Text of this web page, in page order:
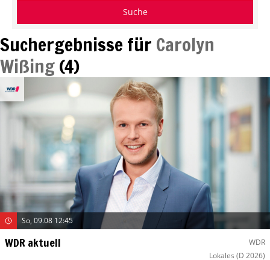
Suchergebnisse für Carolyn
Wißing(4)
So, 09.08 12:45
WDR aktuell
WDR
Lokales (D 2026)
Suche